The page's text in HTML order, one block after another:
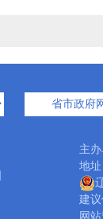
主
地
建
网